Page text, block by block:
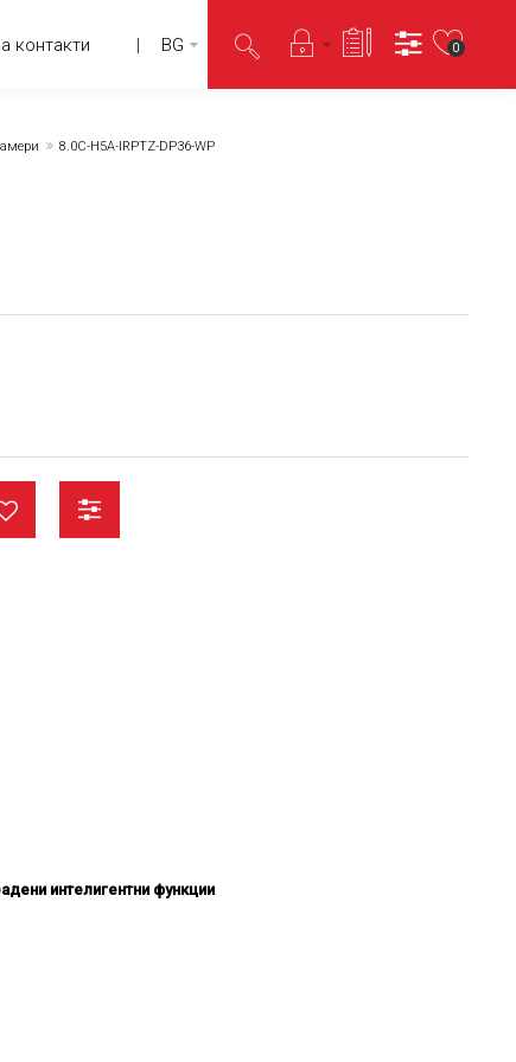
контакти BG 0
8.0C-H5A-IRPTZ-DP36-WP
интелигентни функции